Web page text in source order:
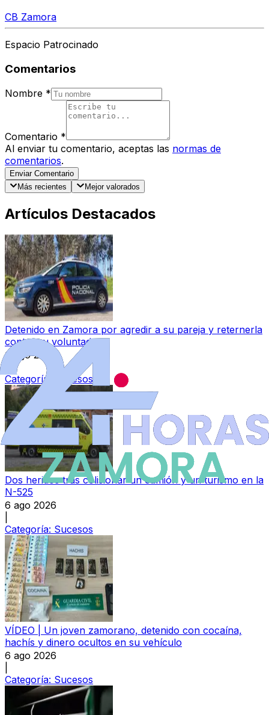
CB Zamora
Espacio Patrocinado
Comentarios
Nombre *
Comentario *
Al enviar tu comentario, aceptas las normas de
comentarios.
Enviar Comentario
Más recientes
Mejor valorados
Artículos Destacados
Detenido en Zamora por agredir a su pareja y reternerla
contra su voluntad
6 ago 2026
Categoría:
Sucesos
Dos heridos tras colisionar un camión y un turismo en la
N-525
6 ago 2026
Categoría: Sucesos
VÍDEO | Un joven zamorano, detenido con cocaína,
hachís y dinero ocultos en su vehículo
6 ago 2026
Categoría: Sucesos